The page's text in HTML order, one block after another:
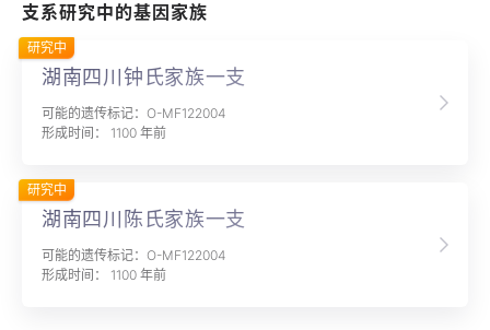
支系研究中的基因家族
湖南四川钟氏家族一支
可能的遗传标记：O-MF122004
形成时间： 1100 年前
研究中
湖南四川陈氏家族一支
可能的遗传标记：O-MF122004
形成时间： 1100 年前
研究中